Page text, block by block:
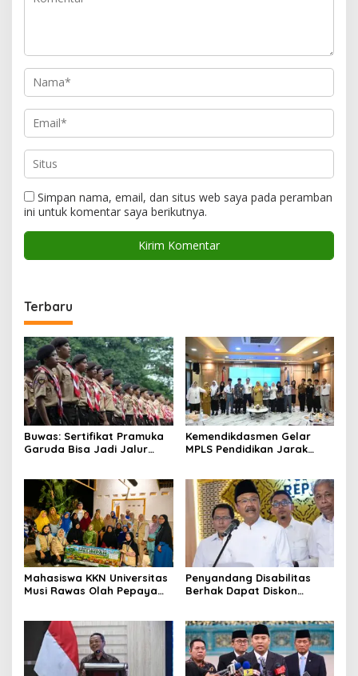
Simpan nama, email, dan situs web saya pada peramban
ini untuk komentar saya berikutnya.
Terbaru
Buwas: Sertifikat Pramuka
Garuda Bisa Jadi Jalur
Kemendikdasmen Gelar
MPLS Pendidikan Jarak
Mahasiswa KKN Universitas
Musi Rawas Olah Pepaya
Desa Air Satan
Penyandang Disabilitas
Berhak Dapat Diskon